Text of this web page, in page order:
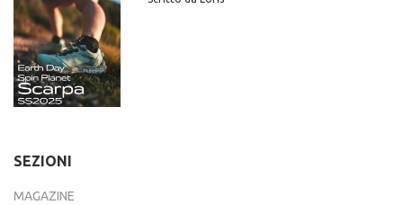
SEZIONI
MAGAZINE